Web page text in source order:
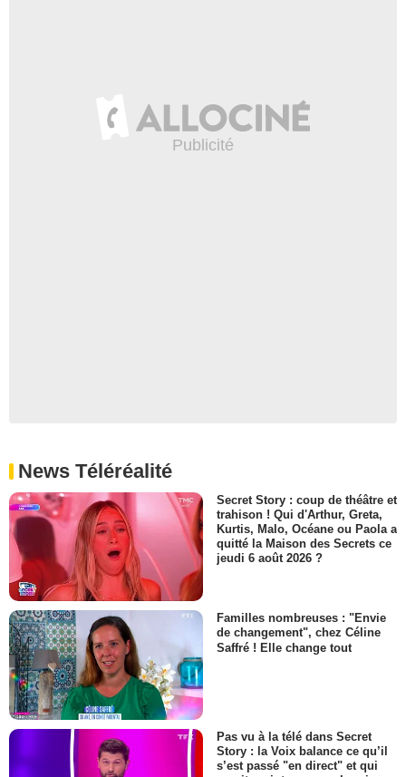
News Téléréalité
Secret Story : coup de théâtre et
trahison ! Qui d'Arthur, Greta,
Kurtis, Malo, Océane ou Paola a
quitté la Maison des Secrets ce
jeudi 6 août 2026 ?
Familles nombreuses : "Envie
de changement", chez Céline
Saffré ! Elle change tout
Pas vu à la télé dans Secret
Story : la Voix balance ce qu’il
s’est passé "en direct" et qui